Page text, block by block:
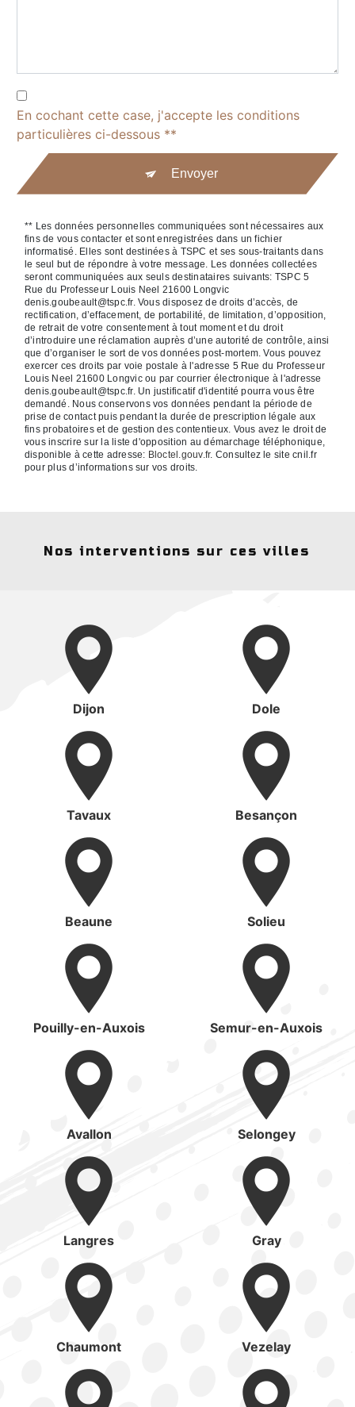
En cochant cette case, j'accepte les conditions
particulières ci-dessous **
Envoyer
** Les données personnelles communiquées sont nécessaires aux
fins de vous contacter et sont enregistrées dans un fichier
informatisé. Elles sont destinées à TSPC et ses sous-traitants dans
le seul but de répondre à votre message. Les données collectées
seront communiquées aux seuls destinataires suivants: TSPC 5
Rue du Professeur Louis Neel 21600 Longvic
denis.goubeault@tspc.fr. Vous disposez de droits d’accès, de
rectification, d’effacement, de portabilité, de limitation, d’opposition,
de retrait de votre consentement à tout moment et du droit
d’introduire une réclamation auprès d’une autorité de contrôle, ainsi
que d’organiser le sort de vos données post-mortem. Vous pouvez
exercer ces droits par voie postale à l'adresse 5 Rue du Professeur
Louis Neel 21600 Longvic ou par courrier électronique à l'adresse
denis.goubeault@tspc.fr. Un justificatif d'identité pourra vous être
demandé. Nous conservons vos données pendant la période de
prise de contact puis pendant la durée de prescription légale aux
fins probatoires et de gestion des contentieux. Vous avez le droit de
vous inscrire sur la liste d'opposition au démarchage téléphonique,
disponible à cette adresse: Bloctel.gouv.fr. Consultez le site cnil.fr
pour plus d’informations sur vos droits.
Nos interventions sur ces villes
Dijon Dole
Tavaux Besançon
Beaune Solieu
Pouilly-en-Auxois Semur-en-Auxois
Avallon Selongey
Langres Gray
Chaumont Vezelay